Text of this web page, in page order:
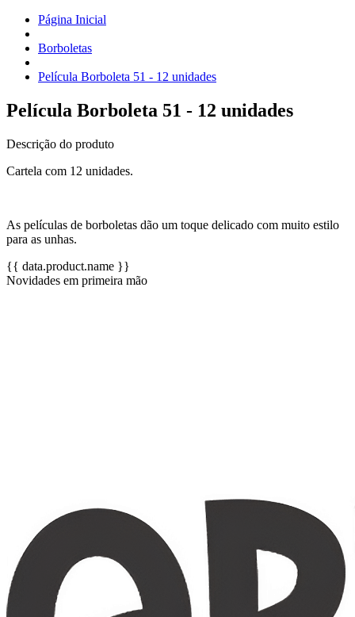
Página Inicial
Borboletas
Película Borboleta 51 - 12 unidades
Película Borboleta 51 - 12 unidades
Descrição do produto
Cartela com 12 unidades.
As películas de borboletas dão um toque delicado com muito estilo
para as unhas.
{{ data.product.name }}
Novidades em primeira mão